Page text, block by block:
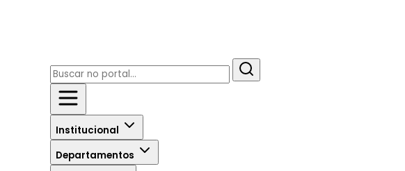
Institucional
Departamentos